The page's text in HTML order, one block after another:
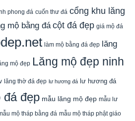
phong đá cuốn thư đá cổng khu lăng
mộ bằng đá cột đá đẹp giá mộ đá
làm mộ bằng đá đẹp lăng
mộ đẹp Lăng mộ đẹp ninh
lăng thờ đá đẹp lư hương đá lư hương đá
đá đẹp mẫu lăng mộ đẹp mẫu lư
mộ tháp bằng đá mẫu mộ tháp phật giáo